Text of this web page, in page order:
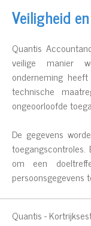
Veiligheid
Quantis
veilige manier
onderneming
technische
ongeoorloofde
De gegevens
toegangscontroles.
om een
persoonsgegevens
Quantis -